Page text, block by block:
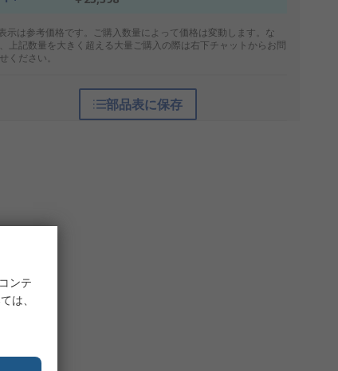
示は参考価格です。ご購入数量によって価格は変動します。な
上記数量を大きく超える大量ご購入の際は右下チャットからお問
ください。
部品表に保存
ンテ
は、